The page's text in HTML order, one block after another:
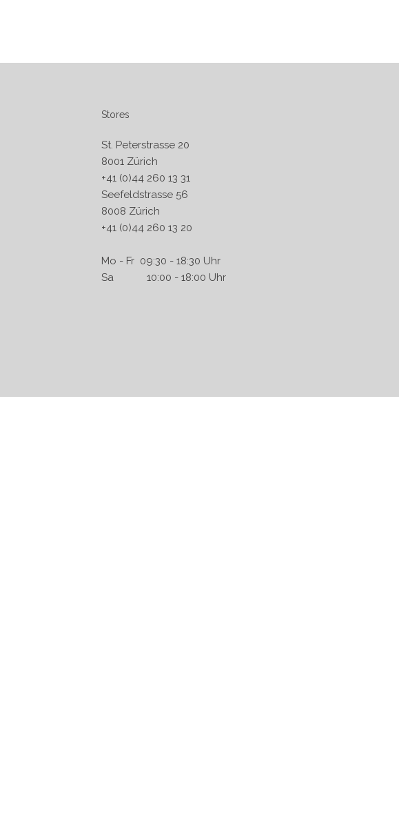
Stores
St. Peterstrasse 20
8001 Zürich
+41 (0)44 260 13 31
Seefeldstrasse 56
8008 Zürich
+41 (0)44 260 13 20
Mo - Fr 09:30 - 18:30 Uhr
Sa 10:00 - 18:00 Uhr